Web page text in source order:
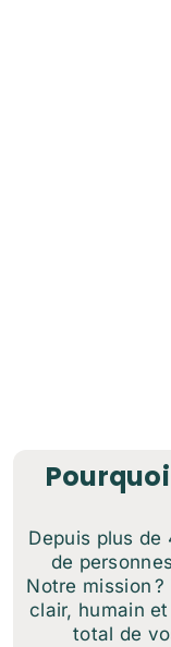
Depuis plus de
de
Notre mission
clair, humain
total de